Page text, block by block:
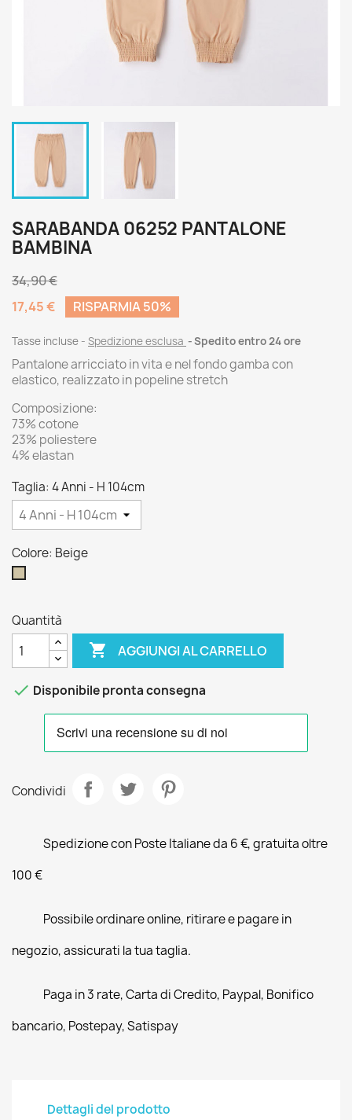
SARABANDA 06252 PANTALONE
BAMBINA
34,90 €
17,45 €
RISPARMIA 50%
Tasse incluse Spedizione esclusa Spedito entro 24 ore
Pantalone arricciato in vita e nel fondo gamba con
elastico, realizzato in popeline stretch
Composizione:
73% cotone
23% poliestere
4% elastan
Taglia: 4 Anni - H 104cm
Colore: Beige
Quantità
 AGGIUNGI AL CARRELLO
 Disponibile pronta consegna
Condividi
Spedizione con Poste Italiane da 6 €, gratuita oltre
100 €
Possibile ordinare online, ritirare e pagare in
negozio, assicurati la tua taglia.
Paga in 3 rate, Carta di Credito, Paypal, Bonifico
bancario, Postepay, Satispay
Dettagli del prodotto